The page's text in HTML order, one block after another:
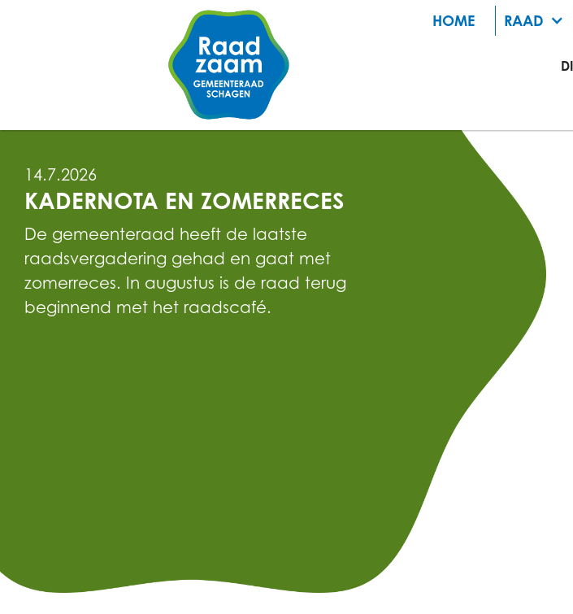
HOME RAAD
14.7.2026
KADERNOTA EN ZOMERRECES
De gemeenteraad heeft de laatste
raadsvergadering gehad en gaat met
zomerreces. In augustus is de raad terug
beginnend met het raadscafé.